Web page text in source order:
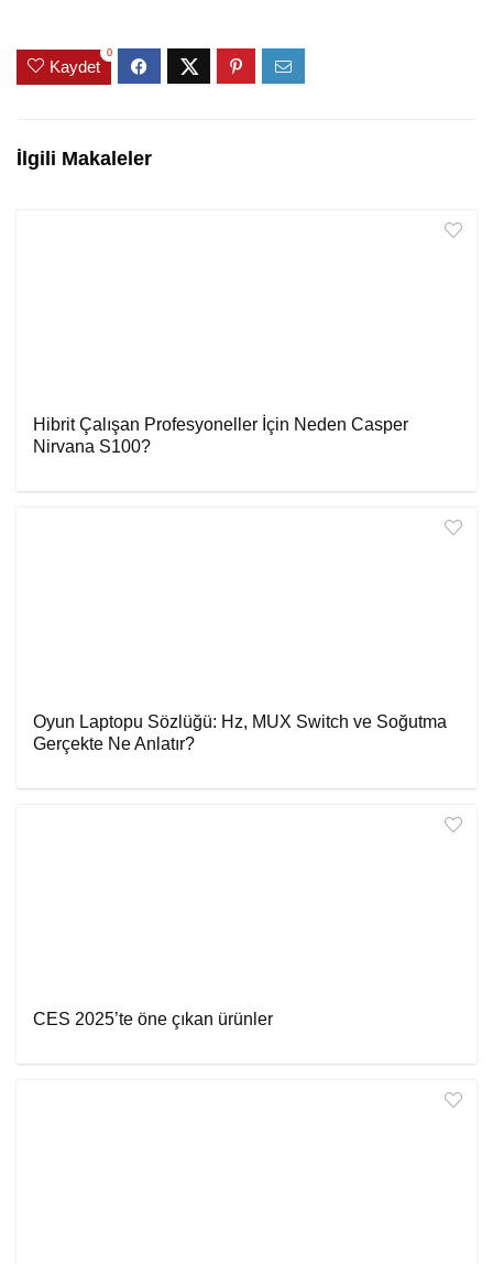
Kaydet
0
İlgili Makaleler
Hibrit Çalışan Profesyoneller İçin Neden Casper
Nirvana S100?
Oyun Laptopu Sözlüğü: Hz, MUX Switch ve Soğutma
Gerçekte Ne Anlatır?
CES 2025’te öne çıkan ürünler